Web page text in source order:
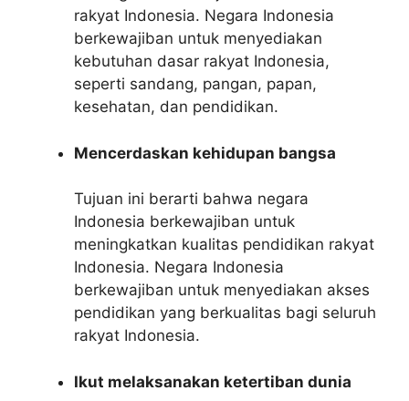
rakyat Indonesia. Negara Indonesia
berkewajiban untuk menyediakan
kebutuhan dasar rakyat Indonesia,
seperti sandang, pangan, papan,
kesehatan, dan pendidikan.
Mencerdaskan kehidupan bangsa
Tujuan ini berarti bahwa negara
Indonesia berkewajiban untuk
meningkatkan kualitas pendidikan rakyat
Indonesia. Negara Indonesia
berkewajiban untuk menyediakan akses
pendidikan yang berkualitas bagi seluruh
rakyat Indonesia.
Ikut melaksanakan ketertiban dunia